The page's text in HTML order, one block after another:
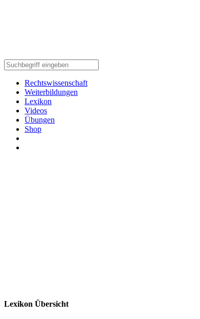
Rechtswissenschaft
Weiterbildungen
Lexikon
Videos
Übungen
Shop
Lexikon Übersicht